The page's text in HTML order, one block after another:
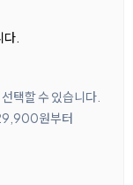
.
택할 수 있습니다.
원부터